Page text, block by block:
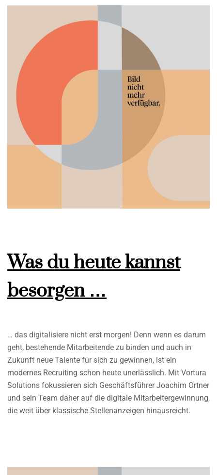
Was du heute kannst
besorgen …
… das digitalisiere nicht erst morgen! Denn wenn es darum
geht, bestehende Mitarbeitende zu binden und auch in
Zukunft neue Talente für sich zu gewinnen, ist ein
modernes Recruiting schon heute unerlässlich. Mit Vortura
Solutions fokussieren sich Geschäftsführer Joachim Ortner
und sein Team daher auf die digitale Mitarbeitergewinnung,
die weit über klassische Stellenanzeigen hinausreicht.